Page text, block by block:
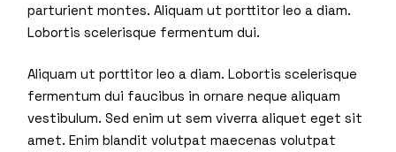
parturient montes. Aliquam ut porttitor leo a diam.
Lobortis scelerisque fermentum dui.
Aliquam ut porttitor leo a diam. Lobortis scelerisque
fermentum dui faucibus in ornare neque aliquam
vestibulum. Sed enim ut sem viverra aliquet eget sit
amet. Enim blandit volutpat maecenas volutpat